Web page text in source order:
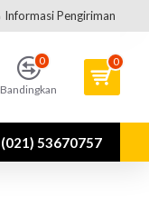
Informasi Pengiriman
Bandingkan
0 0
(021) 53670757